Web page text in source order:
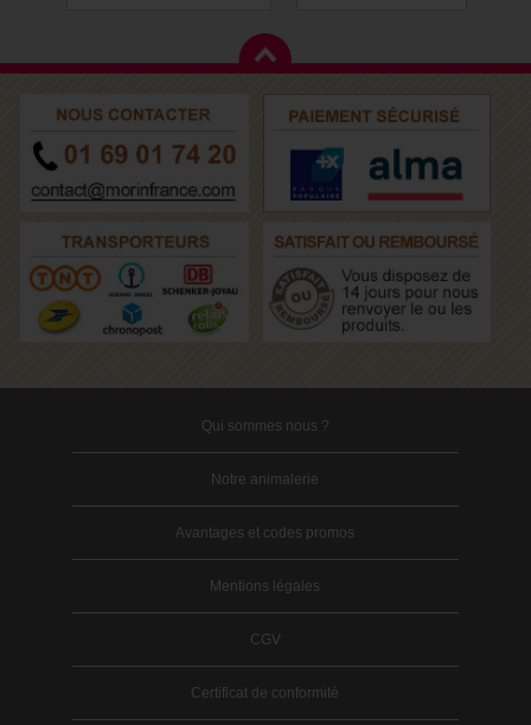
Qui sommes nous ?
Notre animalerie
Avantages et codes promos
Mentions légales
CGV
Certificat de conformité